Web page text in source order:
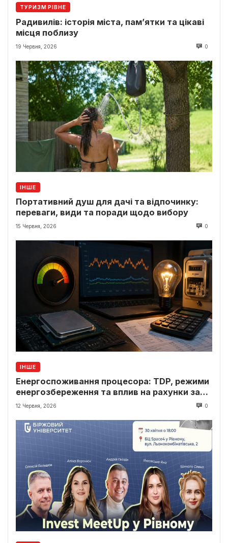
ТУРИЗМ РІВНЕ
Радивилів: історія міста, пам’ятки та цікаві
місця поблизу
19 Червня, 2026 0
ІНШЕ
Портативний душ для дачі та відпочинку:
переваги, види та поради щодо вибору
15 Червня, 2026 0
ІНШЕ
Енергоспоживання процесора: TDP, режими
енергозбереження та вплив на рахунки за
світло
12 Червня, 2026 0